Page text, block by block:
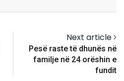
Next article
Pesë raste të dhunës në
familje në 24 orëshin e
fundit